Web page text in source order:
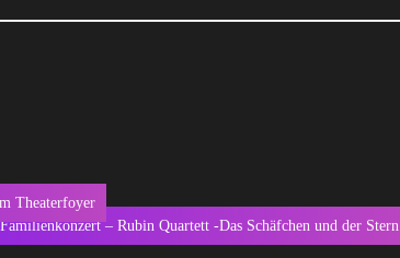
Theaterfoyer
– Rubin Quartett -Das Schäfchen und der Stern